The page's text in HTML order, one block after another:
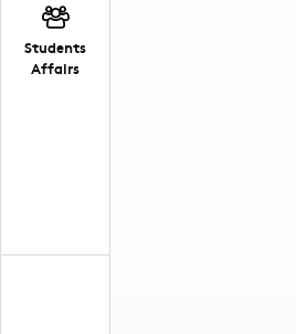
Students
Affairs